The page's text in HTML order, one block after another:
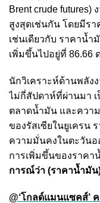
Brent crude
สูงสุดเช่นกัน โดยมีรา
เช่นเดียวกับ ราคาน้ำ
เพิ่มขึ้นไปอยู่ที่ 86.66
นักวิเคราะห์ด้านพลัง
ไม่กี่สัปดาห์ที่ผ่านมา
ตลาดน้ำมัน และความ
ของรัสเซียในยูเครน
ความมั่นคงในตะวันอ
การเพิ่มขึ้นของราคา
การณ์ว่า (ราคาน้ำมัน
@‘โกลด์แมนแซคส์’